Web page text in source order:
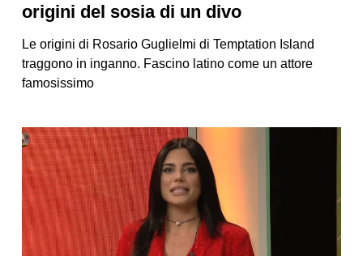
origini del sosia di un divo
Le origini di Rosario Guglielmi di Temptation Island
traggono in inganno. Fascino latino come un attore
famosissimo